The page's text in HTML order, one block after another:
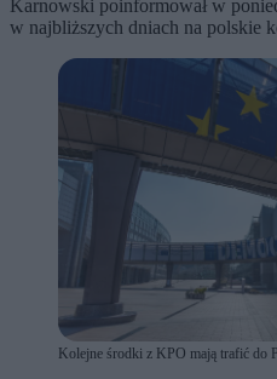
Karnowski poinformował w
w najbliższych dniach na polskie
Kolejne środki z KPO mają trafić do